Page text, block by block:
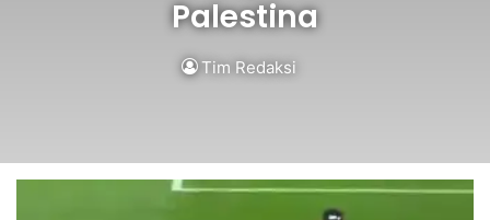
Palestina
Tim Redaksi